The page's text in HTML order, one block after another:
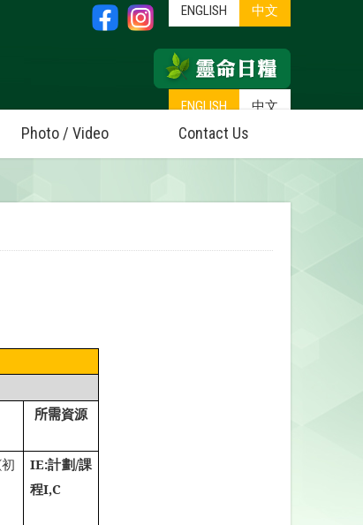
ENGLISH 中文
ENGLISH 中文
Photo / Video Contact Us
所需資源
初
IE:計劃/課
程I,C